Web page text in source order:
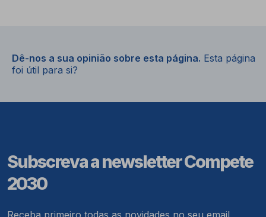
Dê-nos a sua opinião sobre esta página. Esta página
foi útil para si?
Subscreva a newsletter Compete
2030
Receba primeiro todas as novidades no seu email